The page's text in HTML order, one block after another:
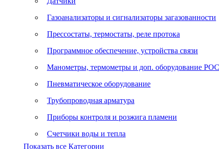
Газоанализаторы и сигнализаторы загазованности
Прессостаты, термостаты, реле протока
Программное обеспечение, устройства связи
Манометры, термометры и доп. оборудование
Пневматическое оборудование
Трубопроводная арматура
Приборы контроля и розжига пламени
Счетчики воды и тепла
Показать все Категории